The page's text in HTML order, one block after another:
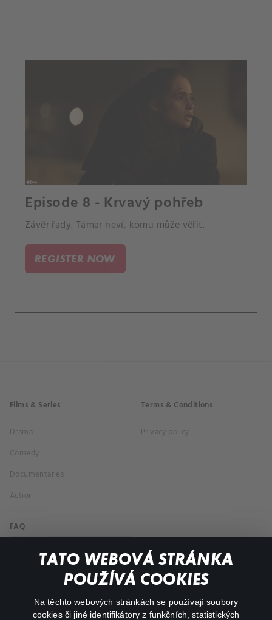
TATO WEBOVÁ STRÁNKA
POUŽÍVÁ COOKIES
Na těchto webových stránkách se používají soubory
cookies či jiné identifikátory z funkčních, statistických
Episode 8 - Krvavý pohřeb
Závěr řady. Támar neví, komu může věřit.
REGISTER NOW
Films & Series
Drama
Comedy
Documentaries
Action
Terms & Conditions
Privacy policy
FAQ
My profile